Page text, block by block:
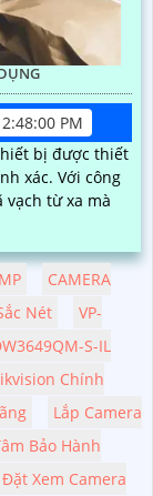
PM
bị được thiết
công
vạch từ xa mà
CAMERA
Nét
VP-
S-IL
Chính
Lắp Camera
Bảo Hành
Xem Camera